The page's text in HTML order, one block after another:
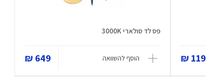
119 ₪
פס לד סולארי 3000K
הוסף להשוואה 649 ₪